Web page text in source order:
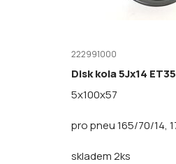
222991000
Disk kola 5Jx14
5x100x57
pro pneu 165/70/14,
skladem 2ks